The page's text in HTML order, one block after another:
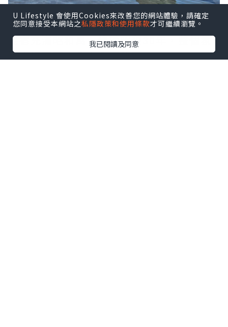
民宿充滿昭和風，建於昭和30年，整個氛
圍古樸寧靜，令人心情放鬆。
U Lifestyle 會使用Cookies來改善您的網站體驗，請確定
您同意接受本網站之私隱政策和使用條款才可繼續瀏覽。
我已閱讀及同意